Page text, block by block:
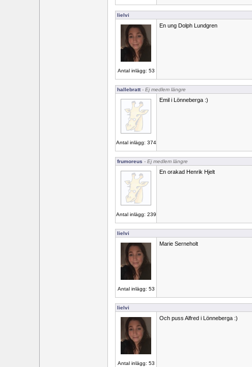
lielvi
Antal inlägg: 53
En ung Dolph Lundgren
hallebratt- Ej medlem längre
Antal inlägg: 374
Emil i Lönneberga :)
frumoreus - Ej medlem längre
Antal inlägg: 239
En orakad Henrik Hjelt
lielvi
Antal inlägg: 53
Marie Serneholt
lielvi
Antal inlägg: 53
Och puss Alfred i Lönneberga :)